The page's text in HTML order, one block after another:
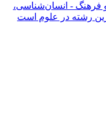
فرهنگ - انسان‌شناسی،
رشته در علوم است